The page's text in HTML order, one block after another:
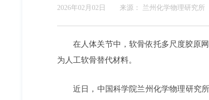
2026年02月02日 来源： 兰州化学物理研究所
在人体关节中，软骨依托多尺度胶原
为人工软骨替代材料。
近日，中国科学院兰州化学物理研究